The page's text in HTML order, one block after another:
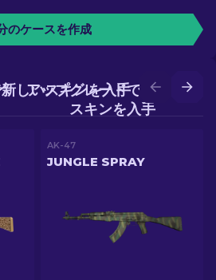
のケースを作成
アップグレードでより良い
スキンを入手
しいスキンを入手
AK-47
JUNGLE SPRAY